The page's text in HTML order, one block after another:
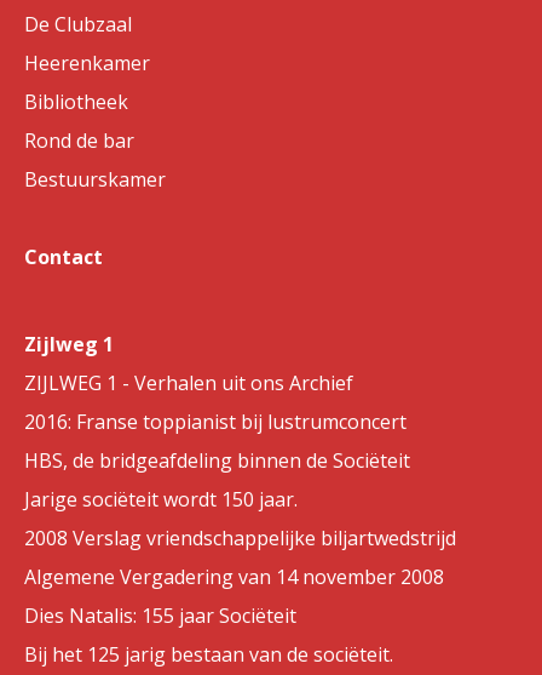
De Clubzaal
Heerenkamer
Bibliotheek
Rond de bar
Bestuurskamer
Contact
Zijlweg 1
ZIJLWEG 1 - Verhalen uit ons Archief
2016: Franse toppianist bij lustrumconcert
HBS, de bridgeafdeling binnen de Sociëteit
Jarige sociëteit wordt 150 jaar.
2008 Verslag vriendschappelijke biljartwedstrijd
Algemene Vergadering van 14 november 2008
Dies Natalis: 155 jaar Sociëteit
Bij het 125 jarig bestaan van de sociëteit.